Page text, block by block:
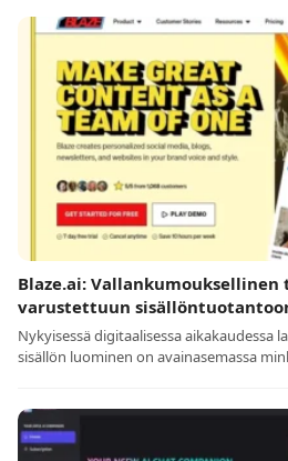
Blaze.ai:
varustettuun
Nykyisessä digitaalisessa aikakaudessa
sisällön luominen on avainasemassa